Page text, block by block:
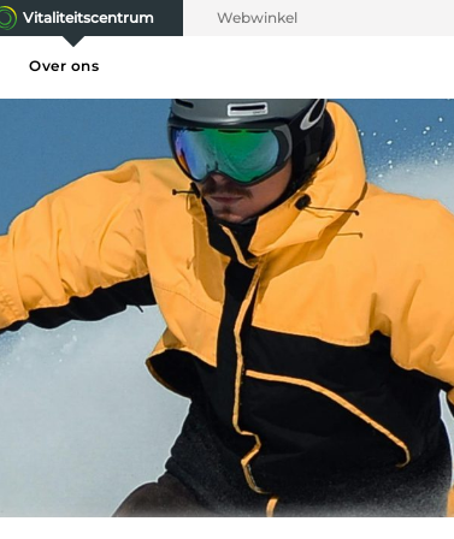
Vitaliteitscentrum Webwinkel
Over ons